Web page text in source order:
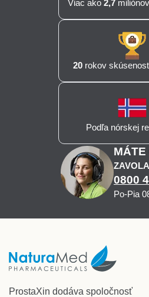
Viac ako 2,7
20 rokov
Podľa nórskej
0800
Po-Pia
ProstaXin dodáva spoločnosť